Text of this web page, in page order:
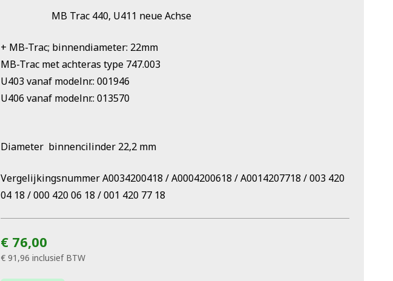
MB Trac 440, U411 neue Achse
+ MB-Trac; binnendiameter: 22mm
MB-Trac met achteras type 747.003
U403 vanaf modelnr.: 001946
U406 vanaf modelnr.: 013570
Diameter binnencilinder 22,2 mm
Vergelijkingsnummer A0034200418 / A0004200618 / A0014207718 / 003 420
04 18 / 000 420 06 18 / 001 420 77 18
€ 76,00
€ 91,96 inclusief BTW